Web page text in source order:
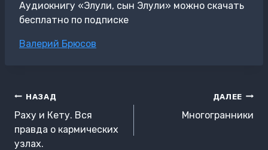
Аудиокнигу «Элули, сын Элули» можно скачать
бесплатно по подписке
Метки
Валерий Брюсов
Навигация
по
записям
НАЗАД
Раху и Кету. Вся
правда о кармических
узлах.
ДАЛЕЕ
Многогранники